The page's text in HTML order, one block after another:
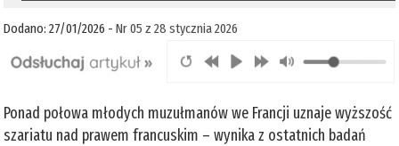
Dodano: 27/01/2026 -Nr 05 z 28 stycznia 2026
Ponad połowa młodych muzułmanów we Francji uznaje wyższość
szariatu nad prawem francuskim – wynika z ostatnich badań